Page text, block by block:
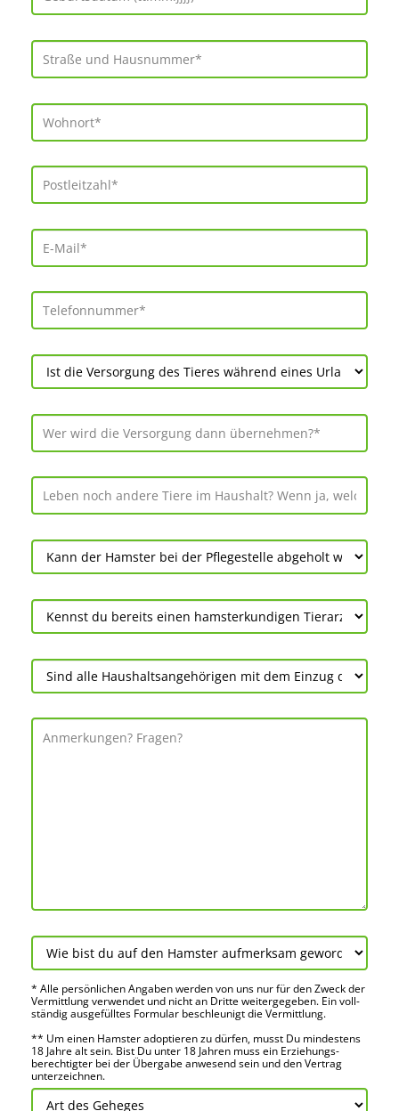
* Alle persön­lichen Angaben werden von uns nur für den Zweck der
Vermitt­lung verwendet und nicht an Dritte weiter­gegeben. Ein voll­
ständig ausge­fülltes Formular beschleu­nigt die Vermitt­lung.
** Um einen Hamster adoptieren zu dürfen, musst Du mindes­tens
18 Jahre alt sein. Bist Du unter 18 Jahren muss ein Erziehungs­
berechtigter bei der Über­gabe anwes­end sein und den Vertrag
unter­zeichnen.